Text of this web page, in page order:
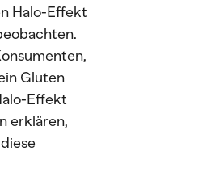
Halo-Effekt
Gluten
Effekt
erklären,